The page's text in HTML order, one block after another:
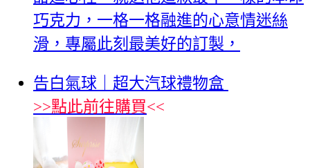
巧克力，一格一格融進的心意情迷絲
滑，專屬此刻最美好的訂製，
告白氣球｜超大汽球禮物盒
>>點此前往購買<<